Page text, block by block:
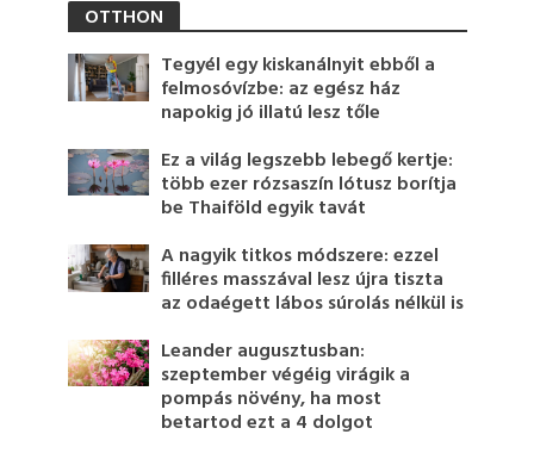
OTTHON
Tegyél egy kiskanálnyit ebből a
felmosóvízbe: az egész ház
napokig jó illatú lesz tőle
Ez a világ legszebb lebegő kertje:
több ezer rózsaszín lótusz borítja
be Thaiföld egyik tavát
A nagyik titkos módszere: ezzel
filléres masszával lesz újra tiszta
az odaégett lábos súrolás nélkül is
Leander augusztusban:
szeptember végéig virágik a
pompás növény, ha most
betartod ezt a 4 dolgot